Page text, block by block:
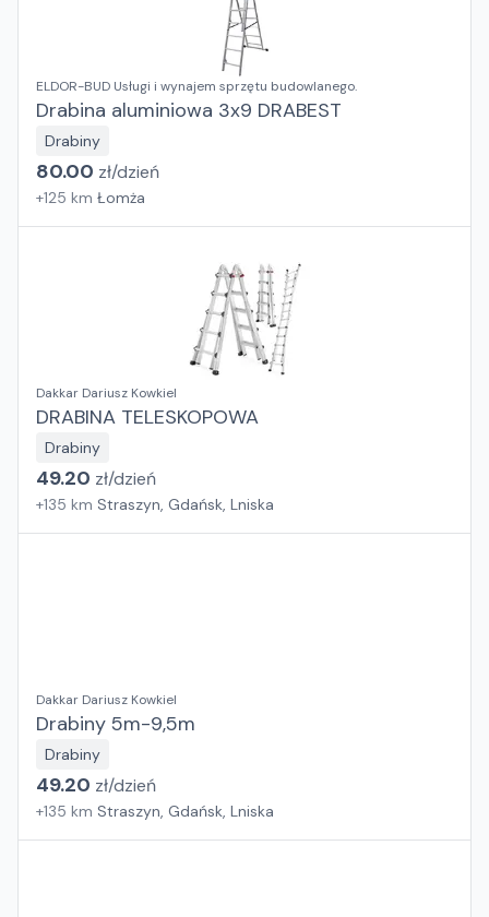
ELDOR-BUD Usługi i wynajem sprzętu budowlanego.
Drabina aluminiowa 3x9 DRABEST
Drabiny
80.00 zł/dzień
+125 km Łomża
Dakkar Dariusz Kowkiel
DRABINA TELESKOPOWA
Drabiny
49.20 zł/dzień
+135 km Straszyn, Gdańsk, Lniska
Dakkar Dariusz Kowkiel
Drabiny 5m-9,5m
Drabiny
49.20 zł/dzień
+135 km Straszyn, Gdańsk, Lniska